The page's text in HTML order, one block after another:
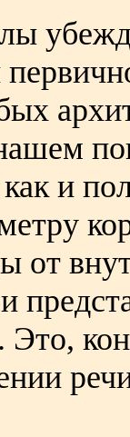
и
от
Это,